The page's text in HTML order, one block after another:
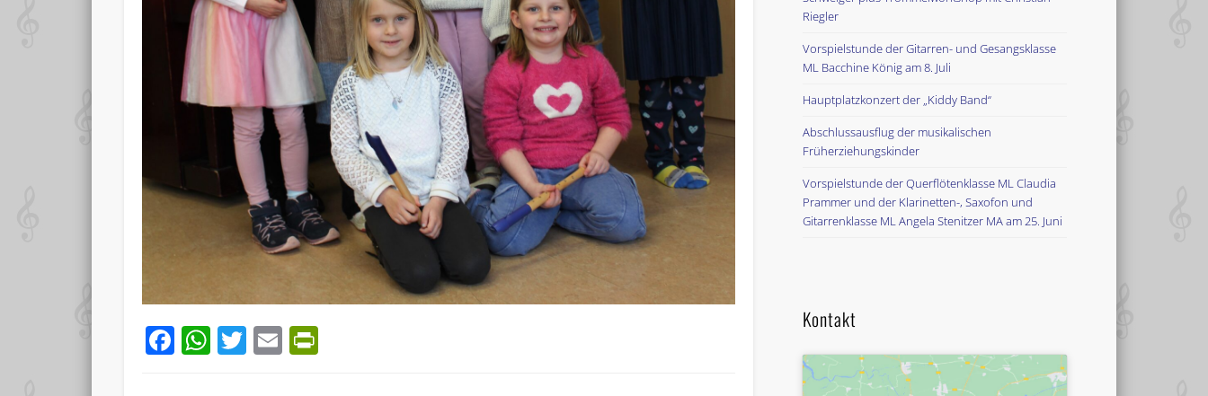
Facebook
WhatsApp
Twitter
Email
Riegler
Vorspielstunde der Gitarren- und Gesangsklasse
ML Bacchine König am 8. Juli
Hauptplatzkonzert der „Kiddy Band“
Abschlussausflug der musikalischen
Früherziehungskinder
Vorspielstunde der Querflötenklasse ML Claudia
Prammer und der Klarinetten-, Saxofon und
Gitarrenklasse ML Angela Stenitzer MA am 25. Juni
Kontakt